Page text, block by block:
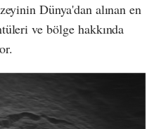
Dünya'dan alınan en
ve bölge hakkında